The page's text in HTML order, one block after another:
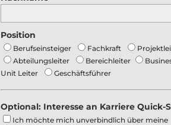
Position
Berufseinsteiger Fachkraft
Abteilungsleiter
Bereichleiter
Unit Leiter
Geschäftsführer
Optional: Interesse an Karriere Quick-
Ich möchte mich unverbindlich über meine